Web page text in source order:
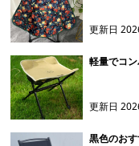
更新日
軽量でコ
更新日
黒色のお